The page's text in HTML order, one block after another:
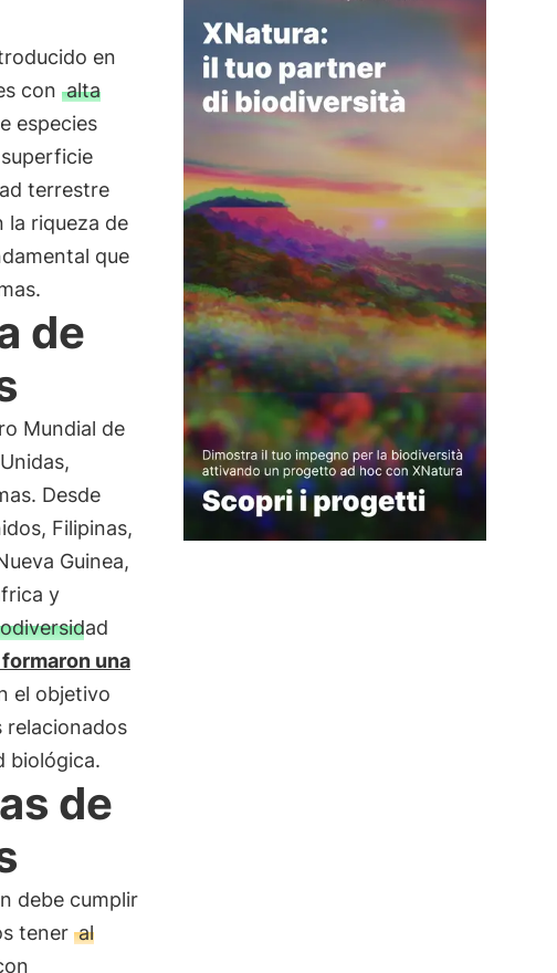
en
con alta
especies
terrestre
la riqueza de
que
de
Mundial de
Desde
Filipinas,
Guinea,
y
una
el objetivo
relacionados
biológica.
de
debe cumplir
tener al